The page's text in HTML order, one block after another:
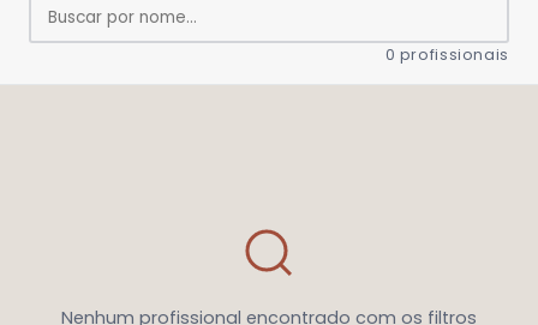
0 profissionais
Nenhum profissional encontrado com os filtros